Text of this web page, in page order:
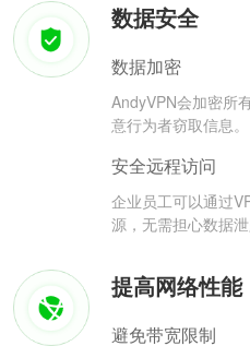
数据安全
数据加密
AndyVPN会加密所
意行为者窃取信息。
安全远程访问
企业员工可以通过
源，无需担心数据泄
提高网络性能
避免带宽限制